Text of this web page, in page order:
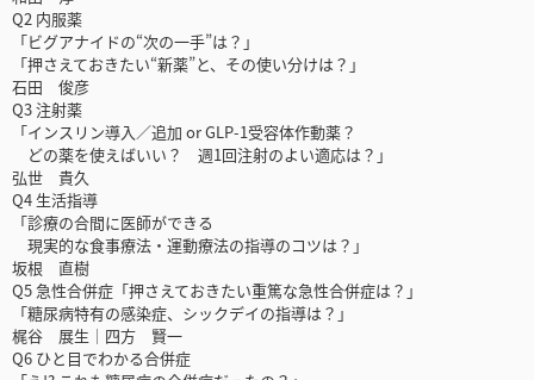
Q2 内服薬
「ビグアナイドの“次の一手”は？」
「押さえておきたい“新薬”と、その使い分けは？」
石田 俊彦
Q3 注射薬
「インスリン導入／追加 or GLP-1受容体作動薬？
どの薬を使えばいい？ 週1回注射のよい適応は？」
弘世 貴久
Q4 生活指導
「診療の合間に医師ができる
現実的な食事療法・運動療法の指導のコツは？」
坂根 直樹
Q5 急性合併症「押さえておきたい重篤な急性合併症は？」
「糖尿病特有の感染症、シックデイの指導は？」
梶谷 展生│四方 賢一
Q6 ひと目でわかる合併症